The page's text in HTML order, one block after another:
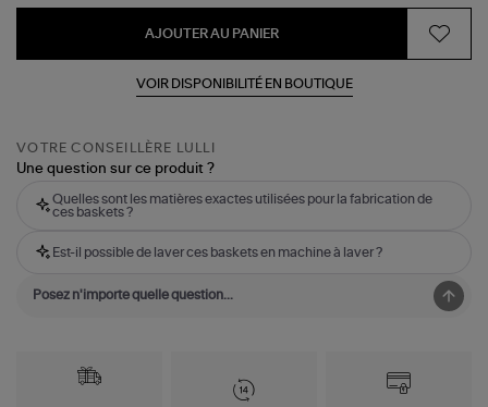
AJOUTER AU PANIER
VOIR DISPONIBILITÉ EN BOUTIQUE
VOTRE CONSEILLÈRE LULLI
Une question sur ce produit ?
Quelles sont les matières exactes utilisées pour la fabrication de
ces baskets ?
Est-il possible de laver ces baskets en machine à laver ?